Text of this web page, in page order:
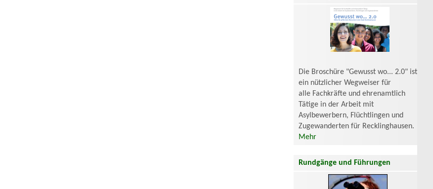
Die Broschüre "Gewusst wo... 2.0" ist
ein nützlicher Wegweiser für
alle Fachkräfte und ehrenamtlich
Tätige in der Arbeit mit
Asylbewerbern, Flüchtlingen und
Zugewanderten für Recklinghausen.
Mehr
Rundgänge und Führungen